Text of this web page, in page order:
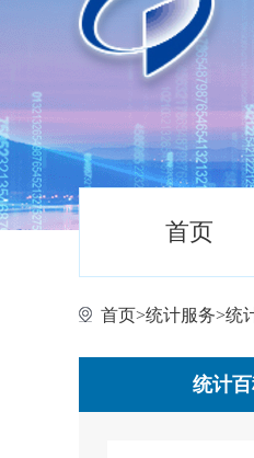
首页
首页>统计服务>统
统计